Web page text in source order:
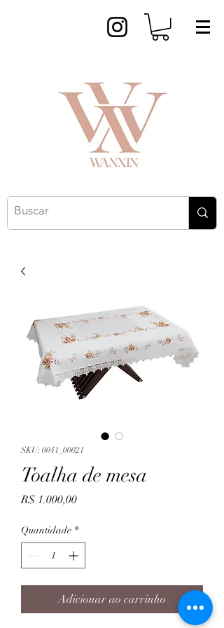
SKU: 0041_00021
Toalha de mesa
R$ 1.000,00Preço
Quantidade *
Adicionar ao carrinho